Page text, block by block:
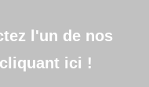
l'un de nos
ici !